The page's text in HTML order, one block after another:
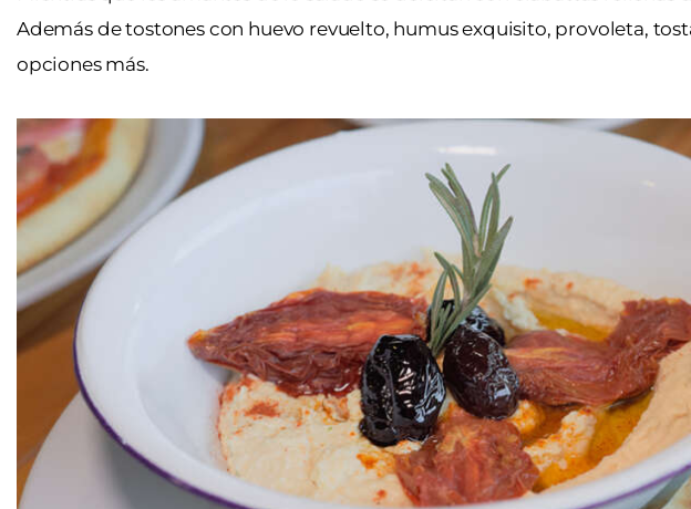
Además de tostones con huevo revuelto, humus exquisito, provoleta,
opciones más.